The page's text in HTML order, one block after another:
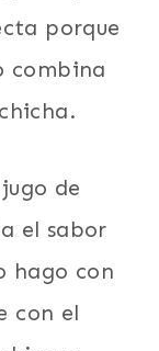
porque
combina
de
el sabor
hago con
con el